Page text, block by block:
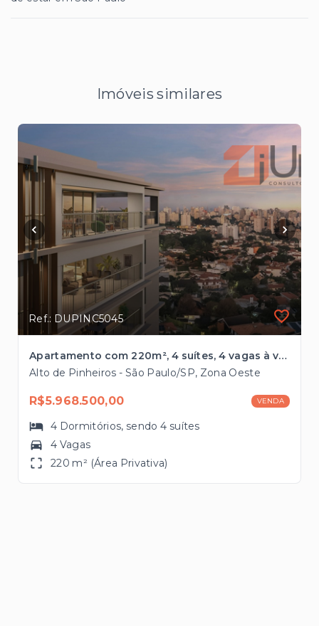
Imóveis similares
Ref.: DUPINC5045
Apartamento com 220m², 4 suítes, 4 vagas à venda, no Alto de Pinheiros
Alto de Pinheiros - São Paulo/SP, Zona Oeste
R$5.968.500,00 VENDA
4 Dormitórios, sendo4 suítes
4 Vagas
220 m² (Área Privativa)